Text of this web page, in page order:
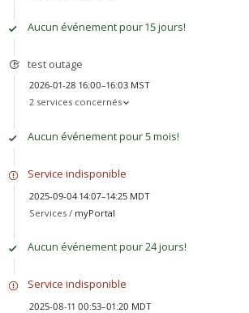
Aucun événement pour 15 jours!
test outage
2026-01-28 16:00–16:03 MST
2 services concernés
Aucun événement pour 5 mois!
Service indisponible
2025-09-04 14:07–14:25 MDT
Services / myPortal
Aucun événement pour 24 jours!
Service indisponible
2025-08-11 00:53–01:20 MDT